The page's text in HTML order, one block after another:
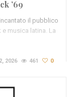
’69
il pubblico
musica latina. La
2026 461 0